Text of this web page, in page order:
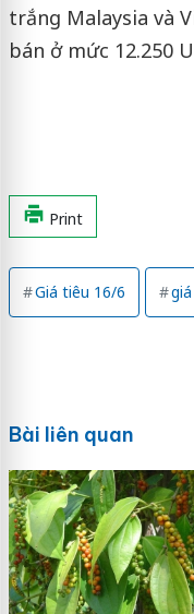
trắng Malaysia và
bán ở mức 12.250
Print
Giá tiêu 16/6
Bài liên quan